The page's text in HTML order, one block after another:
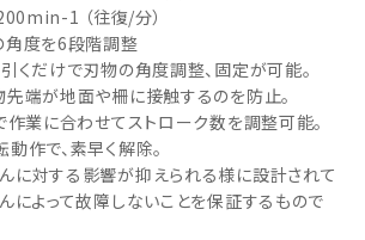
1 （往復/分）
角度を6段階調整
引くだけで刃物の角度調整、固定が可能。
先端が地面や柵に接触するのを防止。
作業に合わせてストローク数を調整可能。
作で、素早く解除。
に対する影響が抑えられる様に設計されて
によって故障しないことを保証するもので